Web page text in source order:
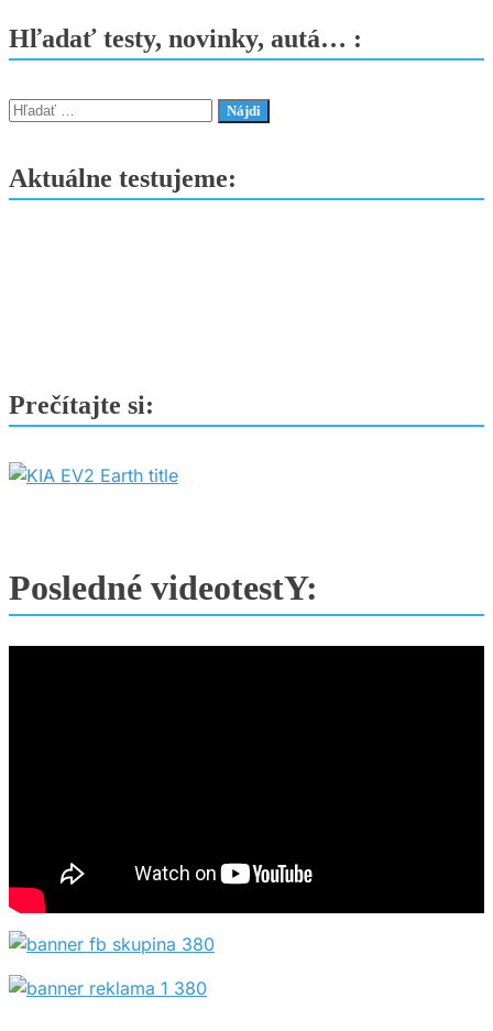
novinky
Torres
Hybrid
na
slovenský
Hľadať testy, novinky, autá… :
Hľadať:
Aktuálne testujeme:
Prečítajte si:
Posledné videotestY: